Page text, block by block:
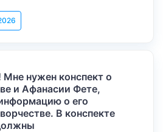
Мне нужен конспект о
и Афанасии Фете,
о его
В конспекте